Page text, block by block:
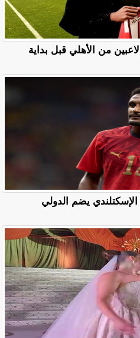
هيكلة قائمة الفريق.. رحيل 8 لاعبين من الأهلي قبل بداية
الإسكتلندي يضم الدولي